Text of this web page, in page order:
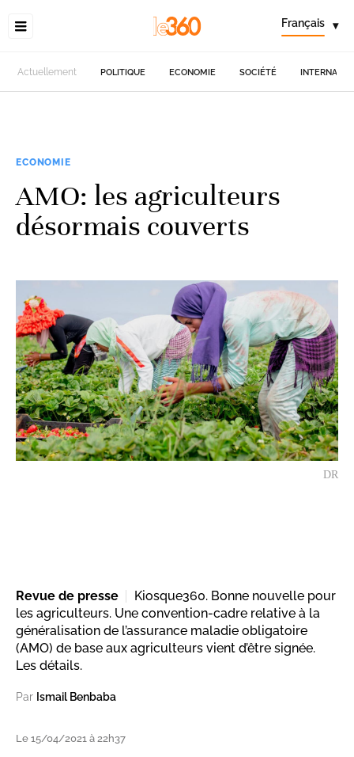
Français ▾
Actuellement POLITIQUE ECONOMIE SOCIÉTÉ
ECONOMIE
AMO: les agriculteurs
désormais couverts
DR
Revue de presse
Kiosque360. Bonne nouvelle pour
les agriculteurs. Une convention-cadre relative à la
généralisation de l’assurance maladie obligatoire
(AMO) de base aux agriculteurs vient d’être signée.
Les détails.
Par Ismail Benbaba
Le 15/04/2021 à 22h37